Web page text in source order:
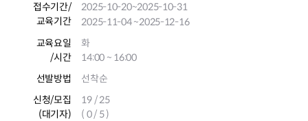
접수기간/
교육기간
2025-10-20~2025-10-31
2025-11-04~2025-12-16
교육요일
/시간
화
14:00 ~ 16:00
선발방법
선착순
신청/모집
(대기자)
19 / 25
( 0 / 5 )